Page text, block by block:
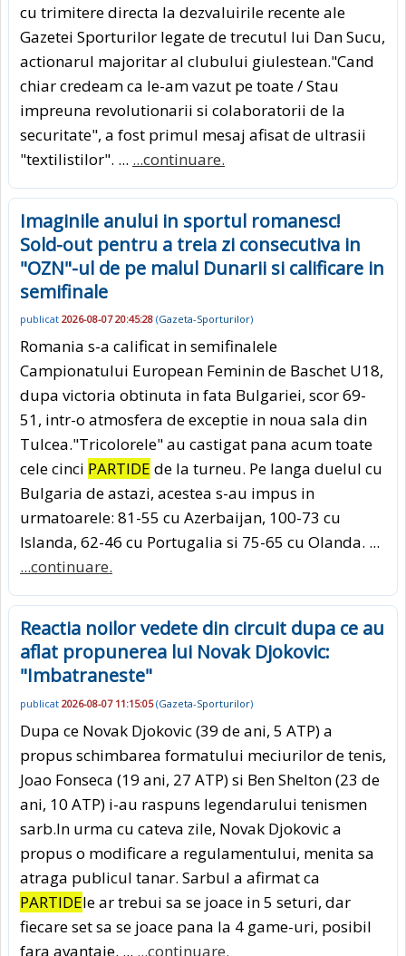
cu trimitere directa la dezvaluirile recente ale
Gazetei Sporturilor legate de trecutul lui Dan Sucu,
actionarul majoritar al clubului giulestean."Cand
chiar credeam ca le-am vazut pe toate / Stau
impreuna revolutionarii si colaboratorii de la
securitate", a fost primul mesaj afisat de ultrasii
"textilistilor". ... ...continuare.
Imaginile anului in sportul romanesc!
Sold-out pentru a treia zi consecutiva in
"OZN"-ul de pe malul Dunarii si calificare in
semifinale
publicat 2026-08-07 20:45:28 (Gazeta-Sporturilor)
Romania s-a calificat in semifinalele
Campionatului European Feminin de Baschet U18,
dupa victoria obtinuta in fata Bulgariei, scor 69-
51, intr-o atmosfera de exceptie in noua sala din
Tulcea."Tricolorele" au castigat pana acum toate
cele cinci PARTIDE de la turneu. Pe langa duelul cu
Bulgaria de astazi, acestea s-au impus in
urmatoarele: 81-55 cu Azerbaijan, 100-73 cu
Islanda, 62-46 cu Portugalia si 75-65 cu Olanda. ...
...continuare.
Reactia noilor vedete din circuit dupa ce au
aflat propunerea lui Novak Djokovic:
"Imbatraneste"
publicat 2026-08-07 11:15:05(Gazeta-Sporturilor)
Dupa ce Novak Djokovic (39 de ani, 5 ATP) a
propus schimbarea formatului meciurilor de tenis,
Joao Fonseca (19 ani, 27 ATP) si Ben Shelton (23 de
ani, 10 ATP) i-au raspuns legendarului tenismen
sarb.In urma cu cateva zile, Novak Djokovic a
propus o modificare a regulamentului, menita sa
atraga publicul tanar. Sarbul a afirmat ca
PARTIDEle ar trebui sa se joace in 5 seturi, dar
fiecare set sa se joace pana la 4 game-uri, posibil
fara avantaje. ... ...continuare.